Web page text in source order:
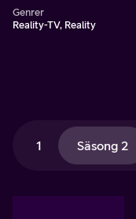
Genrer
Reality-TV, Reality
1 Säsong 2